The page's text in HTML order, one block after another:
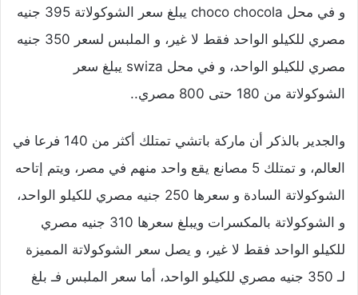
و في محل choco chocola يبلغ سعر الشوكولاتة 395 جنيه
مصري للكيلو الواحد فقط لا غير، و الملبس لسعر 350 جنيه
مصري للكيلو الواحد، و في محل swiza يبلغ سعر
الشوكولاتة من 180 حتى 800 مصري..
والجدير بالذكر أن ماركة باتشي تمتلك أكثر من 140 فرعا في
العالم، و تمتلك 5 مصانع يقع واحد منهم في مصر، ويتم إتاحه
الشوكولاتة السادة و سعرها 250 جنيه مصري للكيلو الواحد،
و الشوكولاتة بالمكسرات ويبلغ سعرها 310 جنيه مصري
للكيلو الواحد فقط لا غير، و يصل سعر الشوكولاتة المميزة
لـ 350 جنيه مصري للكيلو الواحد، أما سعر الملبس فـ بلغ